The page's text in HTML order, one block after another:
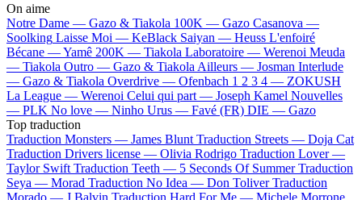
On aime
Notre Dame — Gazo & Tiakola 100K — Gazo Casanova —
Soolking Laisse Moi — KeBlack Saiyan — Heuss L'enfoiré
Bécane —Yamê 200K — Tiakola Laboratoire — Werenoi Meuda
— Tiakola Outro — Gazo & Tiakola Ailleurs — Josman Interlude
— Gazo & Tiakola Overdrive — Ofenbach 1 2 3 4 — ZOKUSH
La League — Werenoi Celui qui part — Joseph Kamel Nouvelles
— PLK No love — Ninho Urus — Favé (FR) DIE — Gazo
Top traduction
Traduction Monsters — James Blunt Traduction Streets — Doja Cat
Traduction Drivers license — Olivia Rodrigo Traduction Lover —
Taylor Swift Traduction Teeth — 5 Seconds Of Summer Traduction
Seya — Morad Traduction No Idea — Don Toliver Traduction
Morado — J Balvin Traduction Hard For Me — Michele Morrone